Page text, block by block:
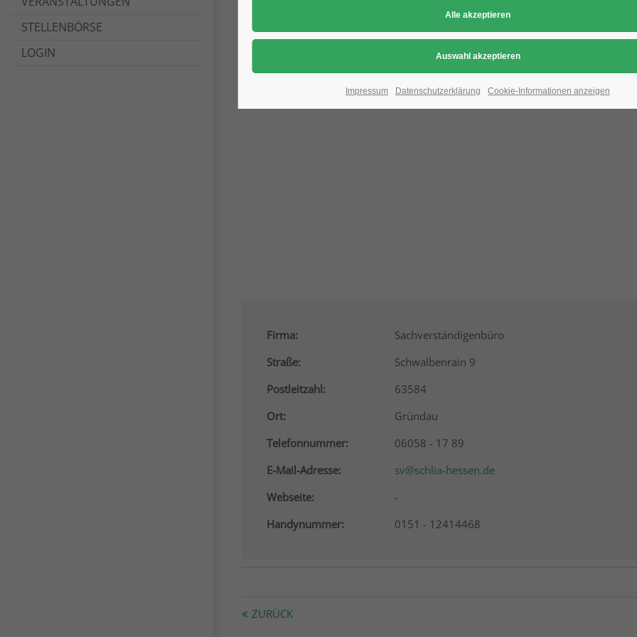
STELLENBÖRSE
LOGIN
Aufgrund der Datenschutzeinstellungen wird
Datenschutz-Einstellungen , indem
Firma:
Sachverständigenbüro
Straße:
Schwalbenrain 9
Postleitzahl:
63584
Ort:
Gründau
Telefonnummer:
06058 - 17 89
E-Mail-Adresse:
sv@schlia-hessen.de
Webseite:
-
Handynummer:
0151 - 12414468
ZURÜCK
Impressum Datenschutzerklärung Cookie-Informationen anzeigen